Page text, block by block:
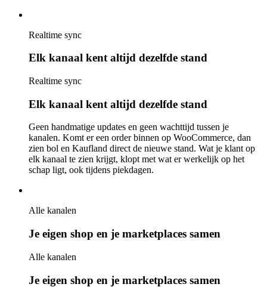
Realtime sync
Elk kanaal kent altijd dezelfde stand
Realtime sync
Elk kanaal kent altijd dezelfde stand
Geen handmatige updates en geen wachttijd tussen je
kanalen. Komt er een order binnen op WooCommerce, dan
zien bol en Kaufland direct de nieuwe stand. Wat je klant op
elk kanaal te zien krijgt, klopt met wat er werkelijk op het
schap ligt, ook tijdens piekdagen.
Alle kanalen
Je eigen shop en je marketplaces samen
Alle kanalen
Je eigen shop en je marketplaces samen